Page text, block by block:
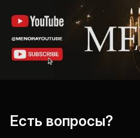
Есть вопросы?